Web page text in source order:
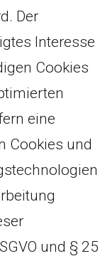
Der
Interesse
Cookies
eine
Cookies und
und § 25